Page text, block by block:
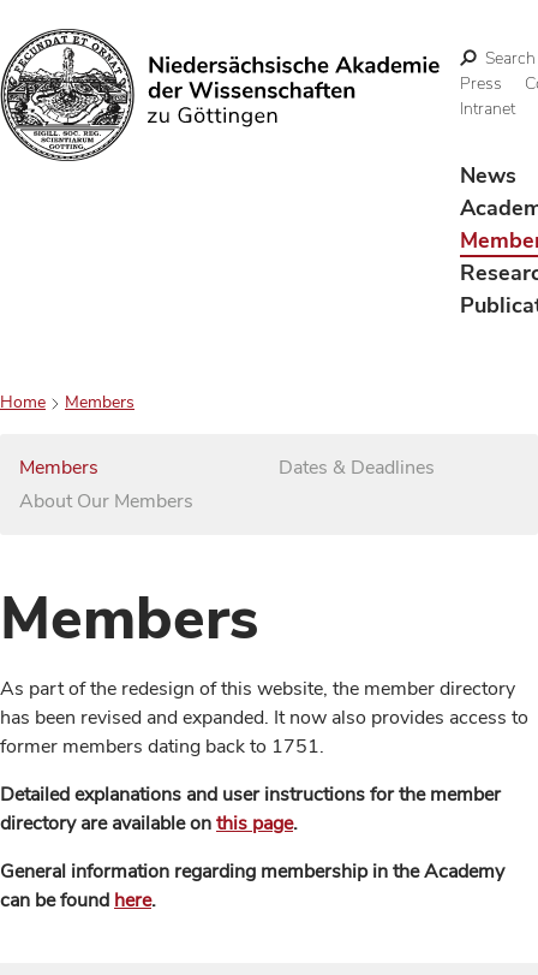
Search
Search
Press
Intranet
News
Home Members
Members
About Our Members
Dates & Deadlines
Members
As part of the redesign of this website, the member directory
has been revised and expanded. It now also provides access to
former members dating back to 1751.
Detailed explanations and user instructions for the member
directory are available onthis page.
General information regarding membership in the Academy
can be found here.